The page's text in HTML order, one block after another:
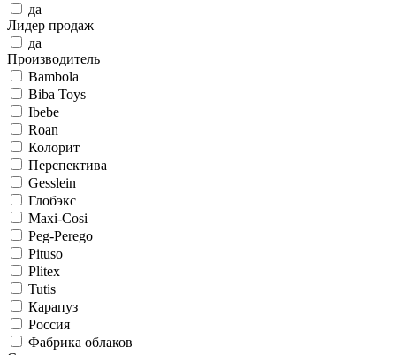
да
Лидер продаж
да
Производитель
Bambola
Biba Toys
Ibebe
Roan
Колорит
Перспектива
Gesslein
Глобэкс
Maxi-Cosi
Peg-Perego
Pituso
Plitex
Tutis
Карапуз
Россия
Фабрика облаков